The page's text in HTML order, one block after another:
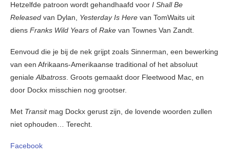
Hetzelfde patroon wordt gehandhaafd voor I Shall Be
Released van Dylan, Yesterday Is Here van TomWaits uit
diens Franks Wild Years of Rake van Townes Van Zandt.
Eenvoud die je bij de nek grijpt zoals Sinnerman, een bewerking
van een Afrikaans-Amerikaanse traditional of het absoluut
genialeAlbatross. Groots gemaakt door Fleetwood Mac, en
door Dockx misschien nog grootser.
Met Transit mag Dockx gerust zijn, de lovende woorden zullen
niet ophouden… Terecht.
Facebook